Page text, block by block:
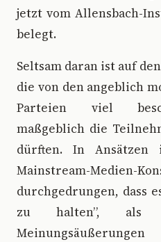
jetzt vom Allensbach-
belegt.
Seltsam daran ist auf
die von den angeblich
Parteien viel
maßgeblich die
dürften. In
Mainstream-Medien-
durchgedrungen, dass
zu halten”, als